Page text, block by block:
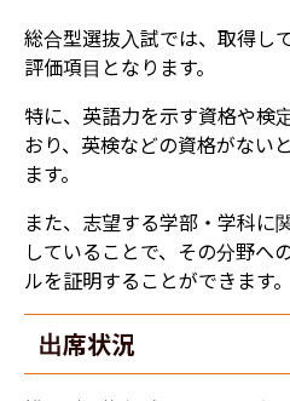
総合型選抜入試では、取得し
評価項目となります。
特に、英語力を示す資格や検
おり、英検などの資格がない
ます。
また、志望する学部・学科に
していることで、その分野へ
ルを証明することができます。
出席状況